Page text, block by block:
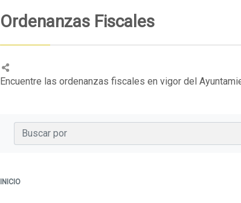
Ordenanzas Fiscales
Encuentre las ordenanzas fiscales en vigor del
INICIO